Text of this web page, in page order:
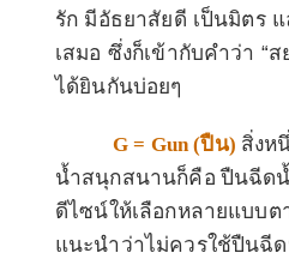
รัก มีอัธยาสัยดี เป็นมิตร
เสมอ ซึ่งก็เข้ากับคำว่า “ส
ได้ยินกันบ่อยๆ
G = Gun (ปืน) สิ่งห
น้ำสนุกสนานก็คือ ปืนฉีดน้
ดีไซน์ให้เลือกหลายแบบต
แนะนำว่าไม่ควรใช้ปืนฉีด